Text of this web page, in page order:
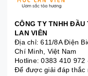
CÔNG TY TNHH
LAN VIÊN
Địa chỉ: 611/8A Điện
Chí Minh, Việt Nam
Hotline:0383 410 972
Để được giải đáp thắc